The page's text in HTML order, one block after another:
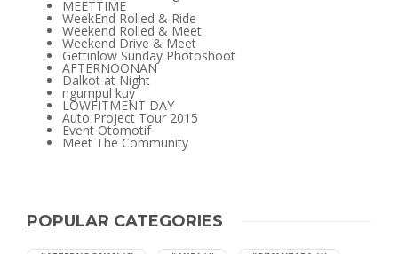
MEETTIME
WeekEnd Rolled & Ride
Weekend Rolled & Meet
Weekend Drive & Meet
Gettinlow Sunday Photoshoot
AFTERNOONAN
Dalkot at Night
ngumpul kuy
LOWFITMENT DAY
Auto Project Tour 2015
Event Otomotif
Meet The Community
POPULAR CATEGORIES